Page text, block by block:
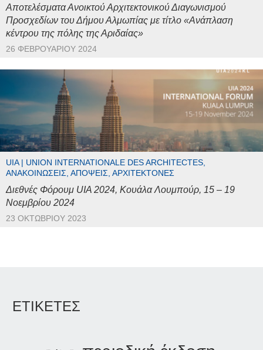
Αποτελέσματα Ανοικτού Αρχιτεκτονικού Διαγωνισμού
Προσχεδίων του Δήμου Αλμωπίας με τίτλο «Ανάπλαση
κέντρου της πόλης της Αριδαίας»
26 ΦΕΒΡΟΥΑΡΊΟΥ 2024
UIA | UNION INTERNATIONALE DES ARCHITECTES,
ΑΝΑΚΟΙΝΏΣΕΙΣ, ΑΠΌΨΕΙΣ, ΑΡΧΙΤΈΚΤΟΝΕΣ
Διεθνές Φόρουμ UIA 2024, Κουάλα Λουμπούρ, 15 – 19
Νοεμβρίου 2024
23 ΟΚΤΩΒΡΊΟΥ 2023
ΕΤΙΚΕΤΕΣ